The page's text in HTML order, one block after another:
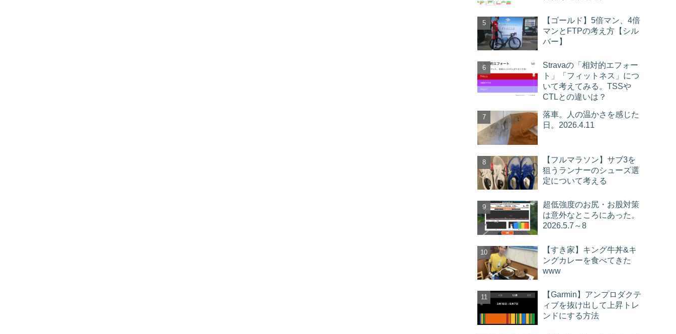
【ゴールド】5倍マン、4倍
マンとFTPの考え方【シル
バー】
Stravaの「相対的エフォー
ト」「フィットネス」につ
いて考えてみる。TSSや
CTLとの違いは？
落車。人の温かさを感じた
日。2026.4.11
【フルマラソン】サブ3を
狙うランナーのシューズ選
定について考える
超低強度のお尻・お股対策
は意外なところにあった。
2026.5.7～8
【すき家】キング牛丼&キ
ングカレーを食べてきた
www
【Garmin】アンプロダクテ
ィブを抜け出して上昇トレ
ンドにする方法